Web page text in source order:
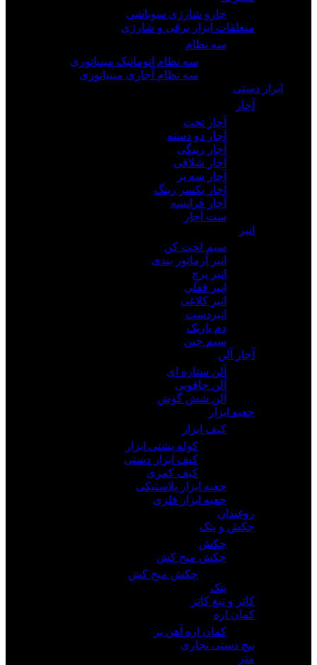
جارو شارژی سوباشی
متعلقات ابزار برقی و شارژی
سه نظام
سه نظام اتوماتیک مینیاتوری
سه نظام آچاری مینیاتوری
ابزار دستی
آچار
آچار تخت
آچار دو دسته
آچار رینگی
آچار شلاقی
آچار سه پر
آچار یکسر رینگ
آچار فرانسه
ست آچار
انبر
سیم لخت کن
انبر آرماتور بندی
انبر پرچ
انبر قفلی
انبر کلاغی
انبردست
دم باریک
سیم چین
آچار آلن
آلن ستاره ای
آلن چاقویی
آلن شش گوش
جعبه ابزار
کیف ابزار
کوله پشتی ابزار
کیف ابزار دستی
کیف کمری
جعبه ابزار پلاستیکی
جعبه ابزار فلزی
روغندان
چکش و پتک
چکش
چکش میخ کش
چکش میخ کش
پتک
کاتر و تیغ کاتر
کمان اره
کمان اره آهن بر
پیچ دستی نجاری
متر